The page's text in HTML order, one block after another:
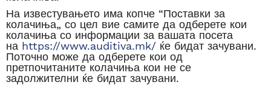
На известувањето има копче “Поставки за
колачиња„ со цел вие самите да одберете кои
колачиња со информации за вашата посета
на https://www.auditiva.mk/ ќе бидат зачувани.
Поточно може да одберете кои од
претпочитаните колачиња кои не се
задолжителни ќе бидат зачувани.